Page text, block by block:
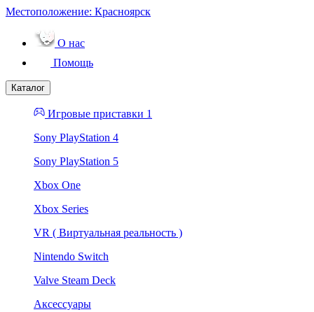
Местоположение: Красноярск
О нас
Помощь
Каталог
Игровые приставки 1
Sony PlayStation 4
Sony PlayStation 5
Xbox One
Xbox Series
VR ( Виртуальная реальность )
Nintendo Switch
Valve Steam Deck
Аксессуары